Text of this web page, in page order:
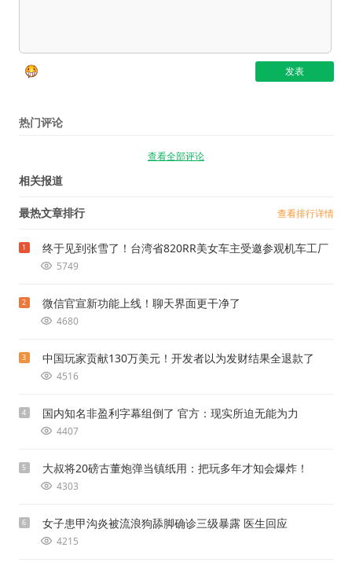
热门评论
查看全部评论
相关报道
最热文章排行 查看排行详情
1 终于见到张雪了！台湾省820RR美女车主受邀参观机车工厂
5749
2 微信官宣新功能上线！聊天界面更干净了
4680
3 中国玩家贡献130万美元！开发者以为发财结果全退款了
4516
4 国内知名非盈利字幕组倒了 官方：现实所迫无能为力
4407
5 大叔将20磅古董炮弹当镇纸用：把玩多年才知会爆炸！
4303
6 女子患甲沟炎被流浪狗舔脚确诊三级暴露 医生回应
4215